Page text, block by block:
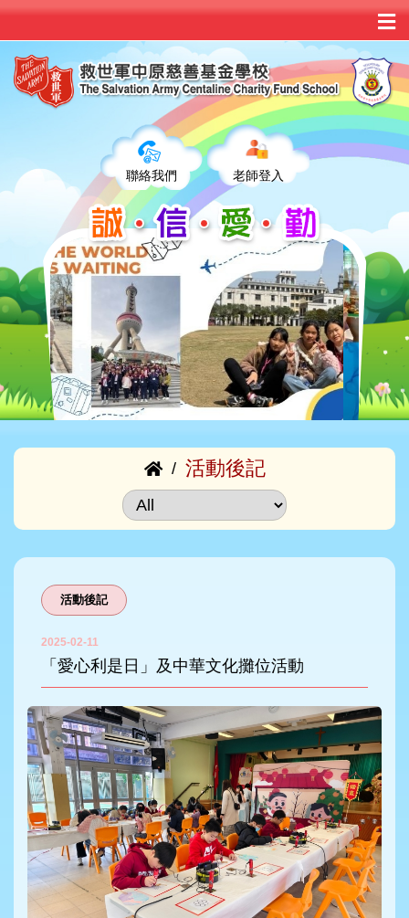
聯絡我們 老師登入
/ 活動後記
活動後記
2025-02-11
「愛心利是日」及中華文化攤位活動